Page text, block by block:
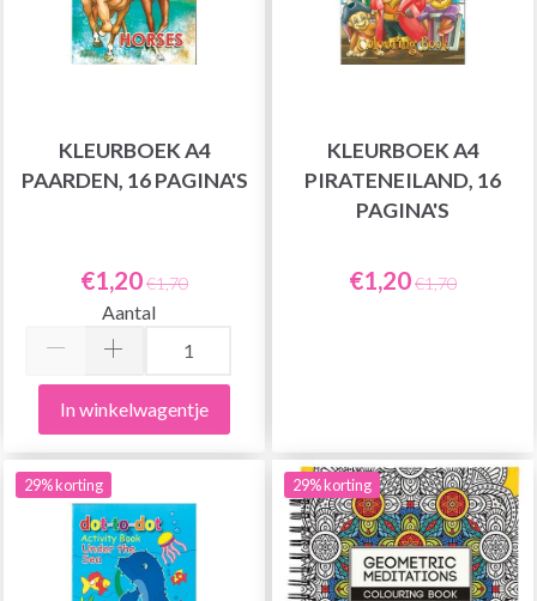
KLEURBOEK A4
PAARDEN, 16 PAGINA'S
€1,20€1,70
Aantal
In winkelwagentje
KLEURBOEK A4
PIRATENEILAND, 16
PAGINA'S
€1,20€1,70
29% korting 29% korting